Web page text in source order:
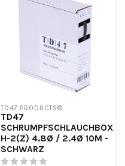
TD47 PRODUCTS®
TD47
SCHRUMPFSCHLAUCHBOX
H-2(Z) 4.8Ø / 2.4Ø 10M -
SCHWARZ